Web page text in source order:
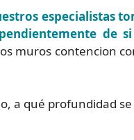
especialistas
de
muros contencion
a qué profundidad